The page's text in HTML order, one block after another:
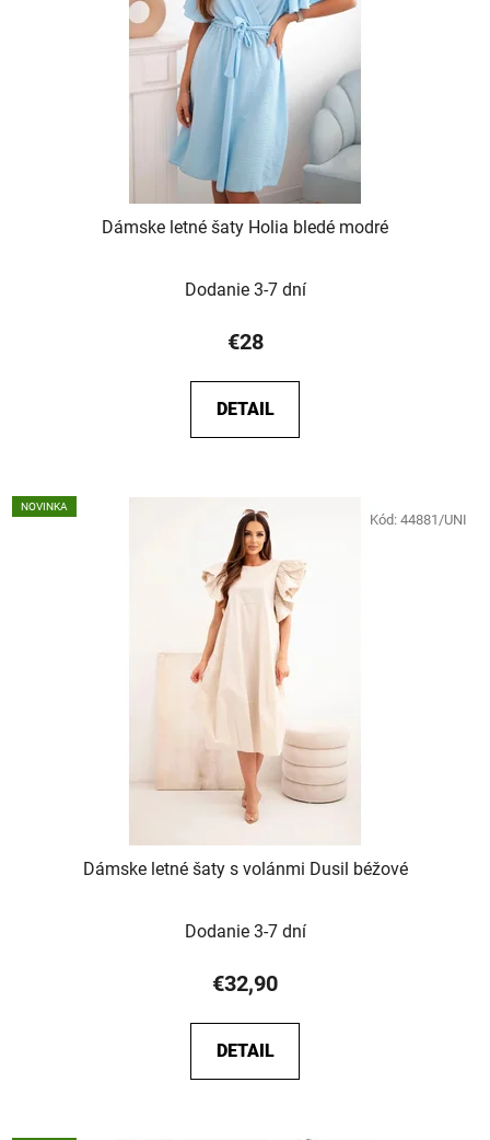
Dámske letné šaty Holia bledé modré
Dodanie 3-7 dní
€28
DETAIL
NOVINKA
Dámske letné šaty s volánmi Dusil béžové
Dodanie 3-7 dní
€32,90
DETAIL
Kód: 44881/UNI